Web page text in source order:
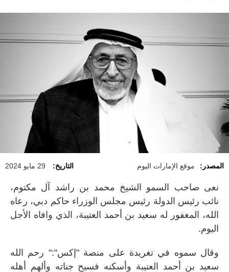
المصدر: موقع الإمارات اليوم التاريخ: 29 مايو 2024
نعى صاحب السمو الشيخ محمد بن راشد آل مكتوم،
نائب رئيس الدولة رئيس مجلس الوزراء حاكم دبي، رعاه
الله، المغفور له سعيد بن أحمد العتيبة، الذي وافاه الأجل
اليوم.
وقال سموه في تغريدة على منصة "إكس":" رحم الله
سعيد بن أحمد العتيبة وأسكنه فسيح جناته وألهم أهله